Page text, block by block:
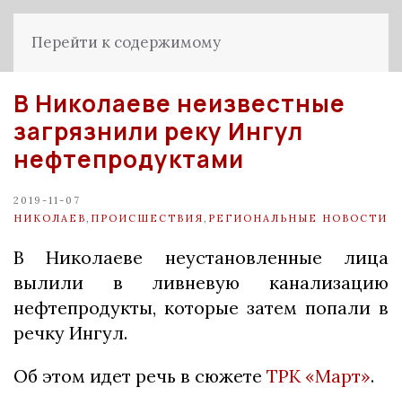
Перейти к содержимому
В Николаеве неизвестные
загрязнили реку Ингул
нефтепродуктами
2019-11-07
НИКОЛАЕВ ПРОИСШЕСТВИЯ РЕГИОНАЛЬНЫЕ НОВОСТИ
В Николаеве неустановленные лица
вылили в ливневую канализацию
нефтепродукты, которые затем попали в
речку Ингул.
Об этом идет речь в сюжете ТРК «Март».